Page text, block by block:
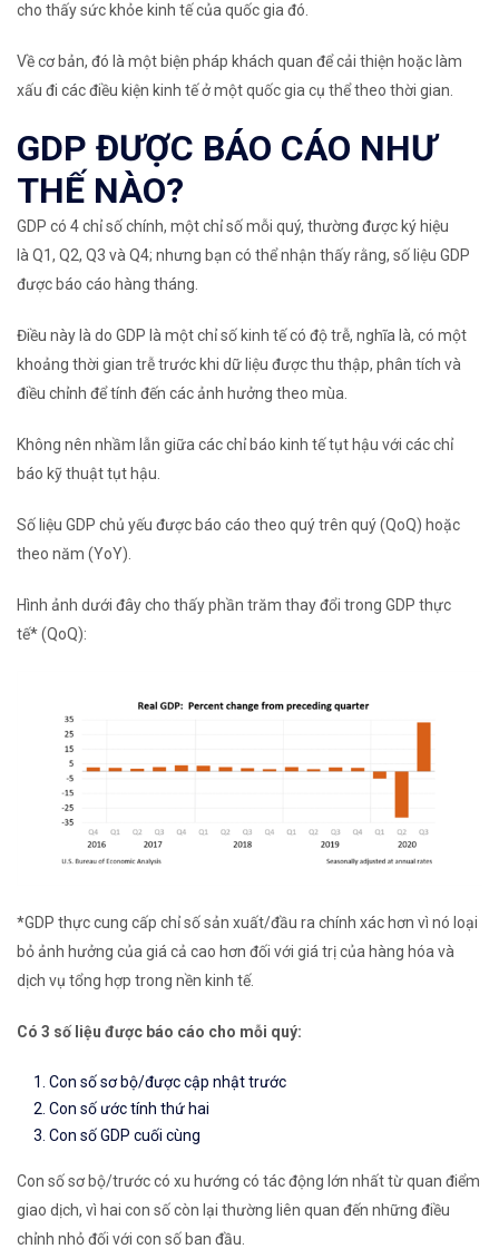
cho thấy sức khỏe kinh tế của quốc gia đó.
Về cơ bản, đó là một biện pháp khách quan để cải thiện hoặc làm
xấu đi các điều kiện kinh tế ở một quốc gia cụ thể theo thời gian.
GDP ĐƯỢC BÁO CÁO NHƯ
THẾ NÀO?
GDP có 4 chỉ số chính, một chỉ số mỗi quý, thường được ký hiệu
làQ1, Q2, Q3 vàQ4; nhưng bạn có thể nhận thấy rằng, số liệu GDP
được báo cáo hàng tháng.
Điều này là do GDP là một chỉ số kinh tế có độ trễ, nghĩa là, có một
khoảng thời gian trễ trước khi dữ liệu được thu thập, phân tích và
điều chỉnh để tính đến các ảnh hưởng theo mùa.
Không nên nhầm lẫn giữa các chỉ báo kinh tế tụt hậu với các chỉ
báo kỹ thuật tụt hậu.
Số liệu GDP chủ yếu được báo cáo theo quý trên quý (QoQ) hoặc
theo năm (YoY).
Hình ảnh dưới đây cho thấy phần trăm thay đổi trong GDP thực
tế*(QoQ):
*GDP thực cung cấp chỉ số sản xuất/đầu ra chính xác hơn vì nó loại
bỏ ảnh hưởng của giá cả cao hơn đối với giá trị của hàng hóa và
dịch vụ tổng hợp trong nền kinh tế.
Có 3 số liệu được báo cáo cho mỗi quý:
Con số sơ bộ/được cập nhật trước
Con số ước tính thứ hai
Con số GDP cuối cùng
Con số sơ bộ/trước có xu hướng có tác động lớn nhất từ ​​quan điểm
giao dịch, vì hai con số còn lại thường liên quan đến những điều
chỉnh nhỏ đối với con số ban đầu.